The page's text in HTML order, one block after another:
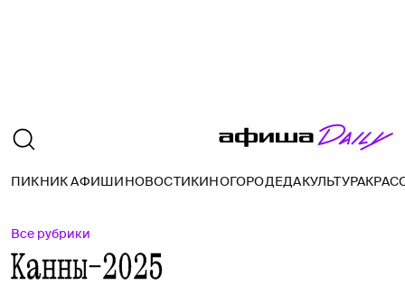
ПИКНИК АФИШИНОВОСТИКИНОГОРОДЕДАКУЛЬТУРА
Все рубрики
Канны-2025